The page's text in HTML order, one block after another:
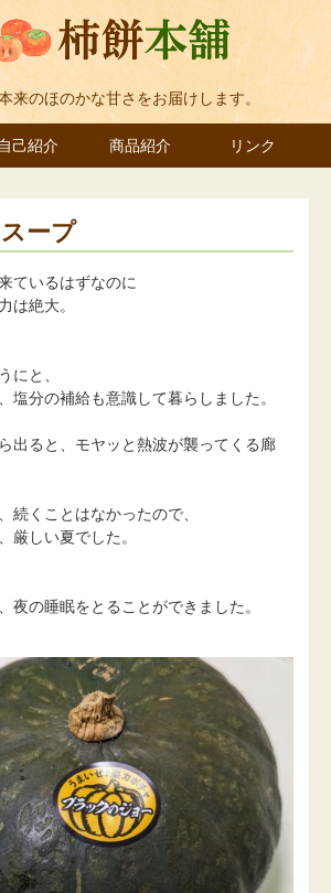
来のほのかな甘さをお届けします。
自己紹介 商品紹介 リンク
ープ
ているはずなのに
は絶大。
にと、
塩分の補給も意識して暮らしました。
出ると、モヤッと熱波が襲ってくる廊
続くことはなかったので、
厳しい夏でした。
夜の睡眠をとることができました。